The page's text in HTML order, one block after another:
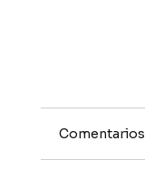
Comentarios